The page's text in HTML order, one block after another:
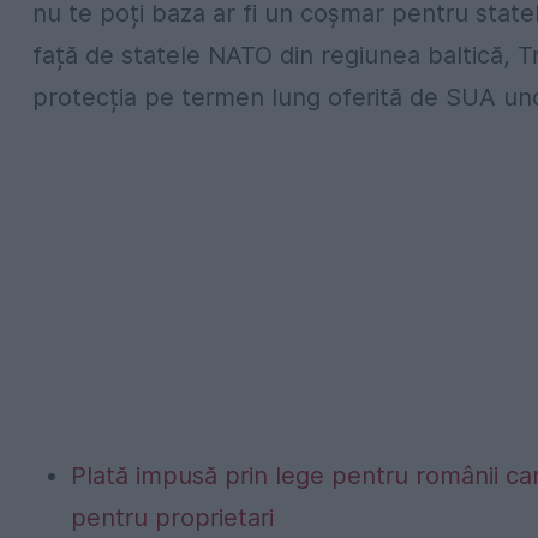
nu te poți baza ar fi un coșmar pentru
față de statele NATO din regiunea baltică,
protecția pe termen lung oferită de SUA
Plată impusă prin lege pentru românii
pentru proprietari